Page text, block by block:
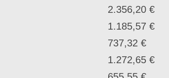
2.356,20 €
1.185,57 €
737,32 €
1.272,65 €